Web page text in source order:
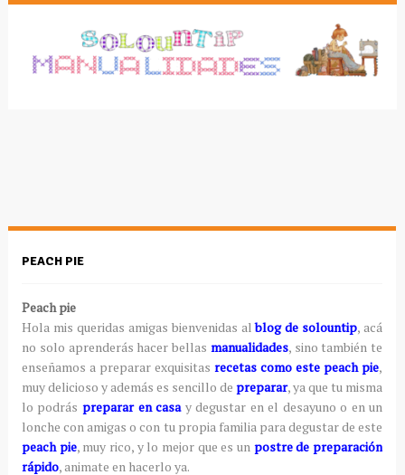
PEACH PIE
Peach pie
Hola mis queridas amigas bienvenidas alblog de solountip, acá
no solo aprenderás hacer bellas manualidades, sino también te
enseñamos a preparar exquisitas recetas como este peach pie,
muy delicioso y además es sencillo depreparar, ya que tu misma
lo podrás preparar en casa y degustar en el desayuno o en un
lonche con amigas o con tu propia familia para degustar de este
peach pie, muy rico, y lo mejor que es un postre de preparación
rápido, animate en hacerlo ya.